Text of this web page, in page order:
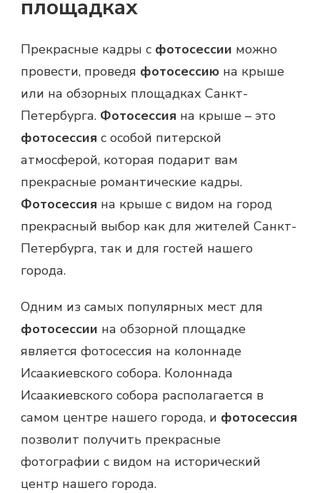
площадках
Прекрасные кадры с фотосессии можно
провести, проведя фотосессию на крыше
или на обзорных площадках Санкт-
Петербурга. Фотосессия на крыше – это
фотосессия с особой питерской
атмосферой, которая подарит вам
прекрасные романтические кадры.
Фотосессия на крыше с видом на город
прекрасный выбор как для жителей Санкт-
Петербурга, так и для гостей нашего
города.
Одним из самых популярных мест для
фотосессии на обзорной площадке
является фотосессия на колоннаде
Исаакиевского собора. Колоннада
Исаакиевского собора располагается в
самом центре нашего города, и фотосессия
позволит получить прекрасные
фотографии с видом на исторический
центр нашего города.